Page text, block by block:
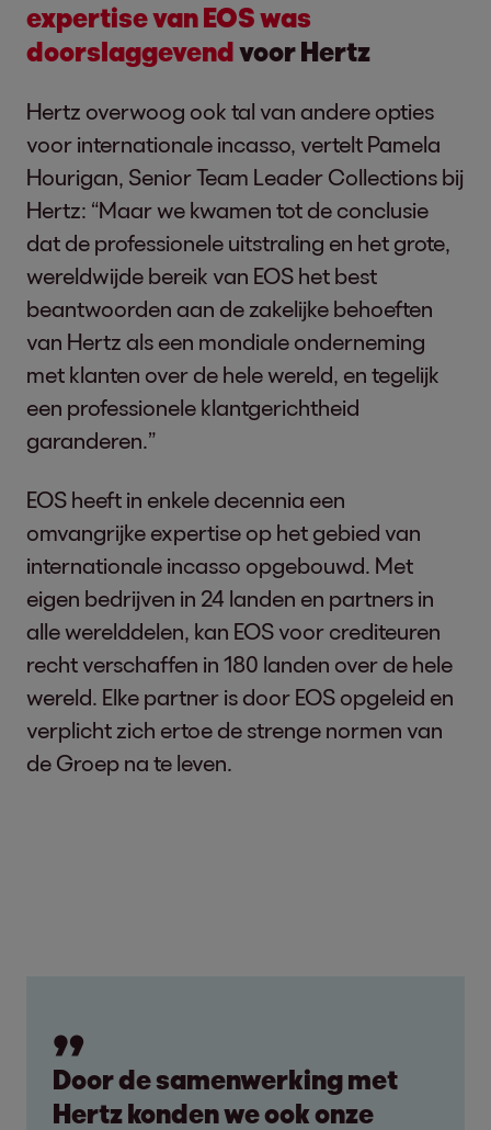
expertise van EOS was
doorslaggevendvoor Hertz
Hertz overwoog ook tal van andere opties
voor internationale incasso, vertelt Pamela
Hourigan, Senior Team Leader Collections bij
Hertz: “Maar we kwamen tot de conclusie
dat de professionele uitstraling en het grote,
wereldwijde bereik van EOS het best
beantwoorden aan de zakelijke behoeften
van Hertz als een mondiale onderneming
met klanten over de hele wereld, en tegelijk
een professionele klantgerichtheid
garanderen.”
EOS heeft in enkele decennia een
omvangrijke expertise op het gebied van
internationale incasso opgebouwd. Met
eigen bedrijven in 24 landen en partners in
alle werelddelen, kan EOS voor crediteuren
recht verschaffen in 180 landen over de hele
wereld. Elke partner is door EOS opgeleid en
verplicht zich ertoe de strenge normen van
de Groep na te leven.
Door de samenwerking met
Hertz konden we ook onze